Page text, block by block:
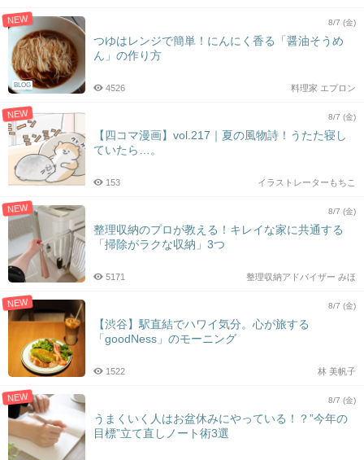
NEW
BLOG
8/7 (金)
つゆはレンジで簡単！にんにく香る「醤油そうめ
ん」の作り方
料理家 エプロン
4526
NEW 8/7 (金)
【四コマ漫画】vol.217｜夏の風物詩！うたた寝し
ていたら…。
イラストレーターもちこ
153
NEW 8/7 (金)
整理収納のプロが教える！キレイな家に共通する
「掃除がラクな収納」3つ
整理収納アドバイザー みほ
5171
NEW 8/7 (金)
【渋谷】駅直結でハワイ気分。心が旅する
「goodNess」のモーニング
林 美帆子
1522
NEW 8/7 (金)
うまくいく人はお盆休みにやっている！？”今年の
目標”立て直しノート術3選